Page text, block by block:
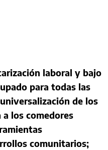
laboral y bajo
para todas las
de los
a los comedores
comunitarios;